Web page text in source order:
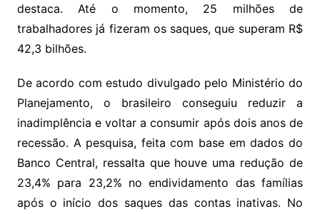
destaca. Até o momento, 25 milhões de
trabalhadores já fizeram os saques, que superam R$
42,3 bilhões.
De acordo com estudo divulgado pelo Ministério do
Planejamento, o brasileiro conseguiu reduzir a
inadimplência e voltar a consumir após dois anos de
recessão. A pesquisa, feita com base em dados do
Banco Central, ressalta que houve uma redução de
23,4% para 23,2% no endividamento das famílias
após o início dos saques das contas inativas. No